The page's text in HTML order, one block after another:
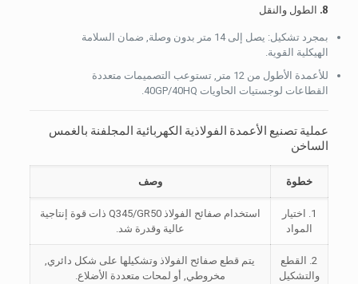
8. الطول والنقل
بمجرد تشكيل: يصل إلى 14 متر بدون وصلة, ضمان السلامة
الهيكلية القوية.
للأعمدة الأطول من 12 متر, تستوعب التصميمات متعددة
القطاعات لوجستيات الحاويات 40GP/40HQ.
عملية تصنيع الأعمدة الفولاذية الكهربائية المجلفنة بالغمس
الساخن
خطوة وصف
1. اختيار
المواد
استخدام صفائح الفولاذ Q345/GR50 ذات قوة إنتاجية
عالية وقدرة شد.
2. القطع
والتشكيل
يتم قطع صفائح الفولاذ وتشكيلها على شكل دائري,
مخروطي, أو لمحات متعددة الأضلاع.